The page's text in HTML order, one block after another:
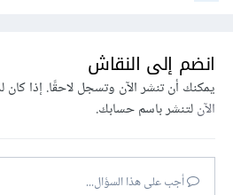
انضم إلى النقاش
يمكنك أن تنشر الآن وتسجل لاحقًا. إذا
الآنلتنشر باسم حسابك.
أجب على هذا السؤال...